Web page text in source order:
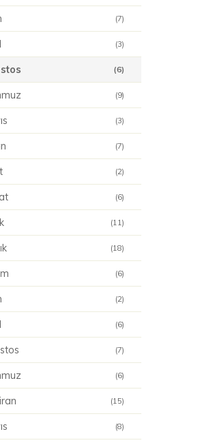
(7)
(3)
(6)
(9)
(3)
(7)
(2)
(6)
(11)
(18)
(6)
(2)
(6)
(7)
(6)
(15)
(8)